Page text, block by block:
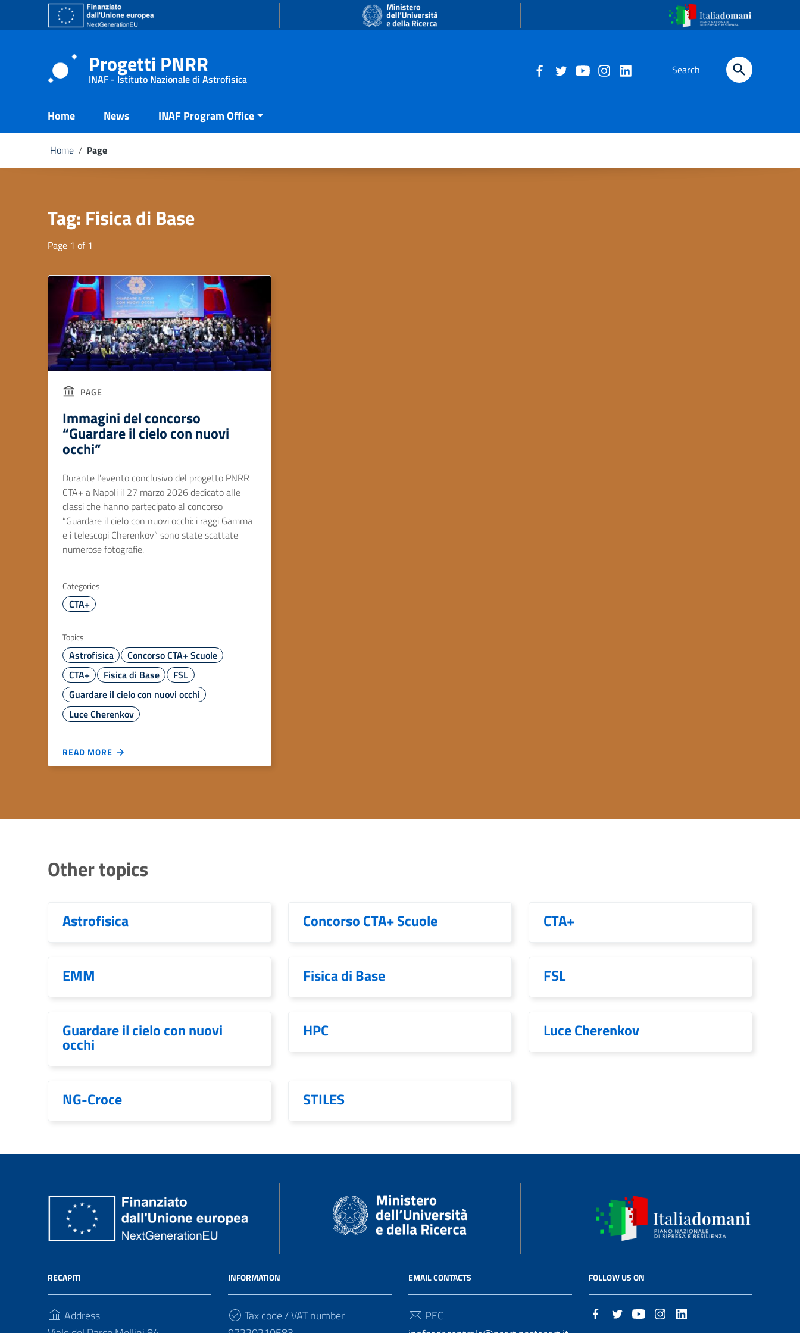
Go to content
Go to the navigation menu
Progetti PNRR
INAF - Istituto Nazionale di Astrofisica
Home News INAF Program Office
Home / Page
Tag: Fisica di Base
Page 1 of 1
PAGE
Immagini del concorso
“Guardare il cielo con nuovi
occhi”
Durante l’evento conclusivo del progetto PNRR
CTA+ a Napoli il 27 marzo 2026 dedicato alle
classi che hanno partecipato al concorso
“Guardare il cielo con nuovi occhi: i raggi Gamma
e i telescopi Cherenkov” sono state scattate
numerose fotografie.
Categories
CTA+
Topics
Astrofisica
Concorso CTA+ Scuole
CTA+
Fisica di Base
FSL
Guardare il cielo con nuovi occhi
Luce Cherenkov
READ MORE
Other topics
Astrofisica Concorso CTA+ Scuole CTA+
EMM Fisica di Base FSL
Guardare il cielo con nuovi
occhi
HPC Luce Cherenkov
NG-Croce STILES
RECAPITI
Address
INFORMATION
Tax code / VAT number
EMAIL CONTACTS
PEC
FOLLOW US ON